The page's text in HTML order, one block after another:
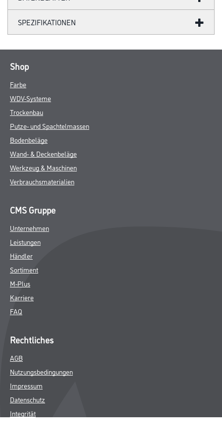
SPEZIFIKATIONEN
Shop
Farbe
WDV-Systeme
Trockenbau
Putze- und Spachtelmassen
Bodenbeläge
Wand- & Deckenbeläge
Werkzeug & Maschinen
Verbrauchsmaterialien
CMS Gruppe
Unternehmen
Leistungen
Händler
Sortiment
M-Plus
Karriere
FAQ
Rechtliches
AGB
Nutzungsbedingungen
Impressum
Datenschutz
Integrität